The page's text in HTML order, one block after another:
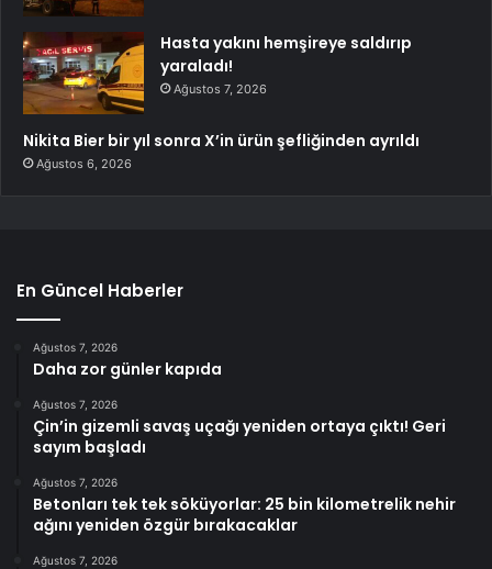
Hasta yakını hemşireye saldırıp
yaraladı!
Ağustos 7, 2026
Nikita Bier bir yıl sonra X’in ürün şefliğinden ayrıldı
Ağustos 6, 2026
En Güncel Haberler
Ağustos 7, 2026
Daha zor günler kapıda
Ağustos 7, 2026
Çin’in gizemli savaş uçağı yeniden ortaya çıktı! Geri
sayım başladı
Ağustos 7, 2026
Betonları tek tek söküyorlar: 25 bin kilometrelik nehir
ağını yeniden özgür bırakacaklar
Ağustos 7, 2026